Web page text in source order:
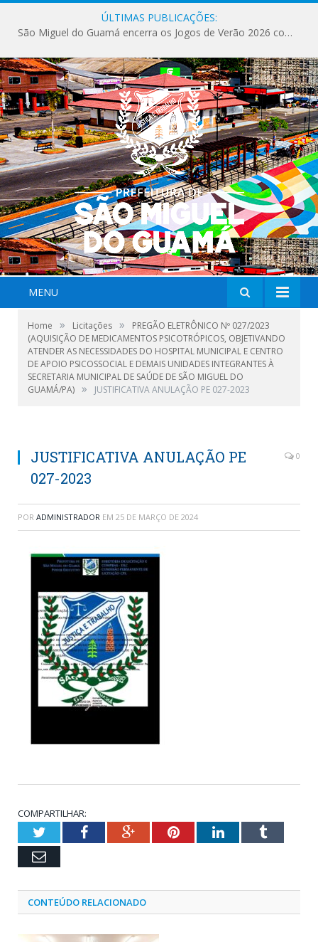
ÚLTIMAS PUBLICAÇÕES:
São Miguel do Guamá encerra os Jogos de Verão 2026 com sucesso de público e competições.
MENU
Home » Licitações »
PREGÃO ELETRÔNICO Nº 027/2023
(AQUISIÇÃO DE MEDICAMENTOS PSICOTRÓPICOS, OBJETIVANDO
ATENDER AS NECESSIDADES DO HOSPITAL MUNICIPAL E CENTRO
DE APOIO PSICOSSOCIAL E DEMAIS UNIDADES INTEGRANTES À
SECRETARIA MUNICIPAL DE SAÚDE DE SÃO MIGUEL DO
GUAMÁ/PA) » JUSTIFICATIVA ANULAÇÃO PE 027-2023
JUSTIFICATIVA ANULAÇÃO PE
027-2023
0
POR ADMINISTRADOR EM 25 DE MARÇO DE 2024
COMPARTILHAR:
TwitterFacebookGoogle+PinterestLinkedInTumblr
Email
CONTEÚDO RELACIONADO